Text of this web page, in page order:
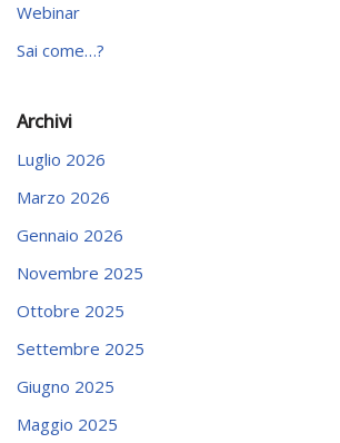
Webinar
Sai come…?
Archivi
Luglio 2026
Marzo 2026
Gennaio 2026
Novembre 2025
Ottobre 2025
Settembre 2025
Giugno 2025
Maggio 2025